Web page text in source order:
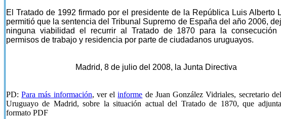
El Tratado de 1992 firmado por el presidente de la República Luis Alberto
permitió que la sentencia del Tribunal Supremo de España del año 2006,
ninguna viabilidad el recurrir al Tratado de 1870 para la
permisos de trabajo y residencia por parte de ciudadanos uruguayos.
Madrid, 8 de julio del 2008, la Junta Directiva
PD:Para más información, ver elinforme de Juan González Vidriales, secretario
Uruguayo de Madrid, sobre la situación actual del Tratado de 1870, que
formato PDF